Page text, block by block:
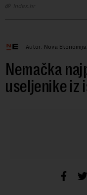
Index.hr
Autor: Nova Ekonomija
Nemačka
useljenike iz